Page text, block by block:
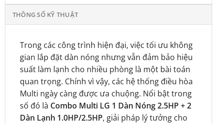
THÔNG SỐ KỸ THUẬT
Trong các công trình hiện đại, việc tối ưu không
gian lắp đặt dàn nóng nhưng vẫn đảm bảo hiệu
suất làm lạnh cho nhiều phòng là một bài toán
quan trọng. Chính vì vậy, các hệ thống điều hòa
Multi ngày càng được ưa chuộng. Nổi bật trong
số đó là Combo Multi LG 1 Dàn Nóng 2.5HP + 2
Dàn Lạnh 1.0HP/2.5HP, giải pháp lý tưởng cho